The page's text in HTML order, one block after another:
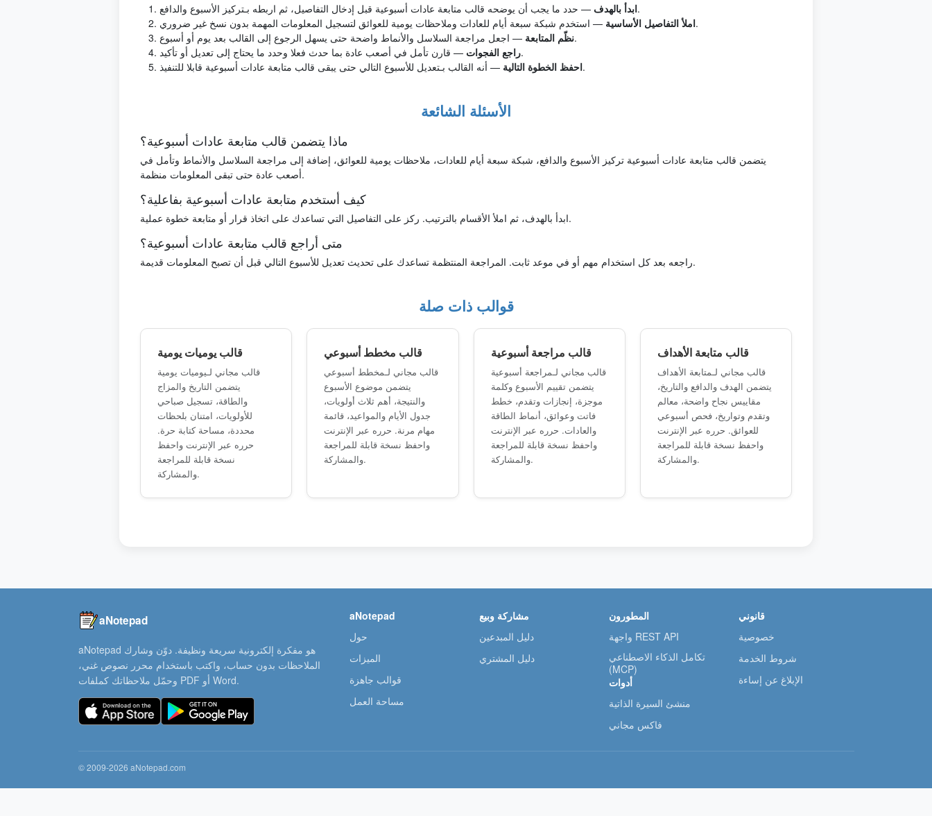
ابدأ بالهدف— حدد ما يجب أن يوضحه قالب متابعة عادات أسبوعية قبل إدخال التفاصيل، ثم اربطه بـتركيز الأسبوع والدافع.
املأ التفاصيل الأساسية— استخدم شبكة سبعة أيام للعادات وملاحظات يومية للعوائق لتسجيل المعلومات المهمة بدون نسخ غير ضروري.
نظّم المتابعة— اجعل مراجعة السلاسل والأنماط واضحة حتى يسهل الرجوع إلى القالب بعد يوم أو أسبوع.
راجع الفجوات— قارن تأمل في أصعب عادة بما حدث فعلا وحدد ما يحتاج إلى تعديل أو تأكيد.
احفظ الخطوة التالية— أنه القالب بـتعديل للأسبوع التالي حتى يبقى قالب متابعة عادات أسبوعية قابلا للتنفيذ.
الأسئلة الشائعة
ماذا يتضمن قالب متابعة عادات أسبوعية؟
يتضمن قالب متابعة عادات أسبوعية تركيز الأسبوع والدافع، شبكة سبعة أيام للعادات، ملاحظات يومية للعوائق، إضافة إلى مراجعة السلاسل والأنماط وتأمل في
أصعب عادة حتى تبقى المعلومات منظمة.
كيف أستخدم متابعة عادات أسبوعية بفاعلية؟
ابدأ بالهدف، ثم املأ الأقسام بالترتيب. ركز على التفاصيل التي تساعدك على اتخاذ قرار أو متابعة خطوة عملية.
متى أراجع قالب متابعة عادات أسبوعية؟
راجعه بعد كل استخدام مهم أو في موعد ثابت. المراجعة المنتظمة تساعدك على تحديث تعديل للأسبوع التالي قبل أن تصبح المعلومات قديمة.
قوالب ذات صلة
قالب يوميات يومية
قالب مجاني لـيوميات يومية
يتضمن التاريخ والمزاج
والطاقة، تسجيل صباحي
للأولويات، امتنان بلحظات
محددة، مساحة كتابة حرة.
حرره عبر الإنترنت واحفظ
نسخة قابلة للمراجعة
والمشاركة.
قالب مخطط أسبوعي
قالب مجاني لـمخطط أسبوعي
يتضمن موضوع الأسبوع
والنتيجة، أهم ثلاث أولويات،
جدول الأيام والمواعيد، قائمة
مهام مرنة. حرره عبر الإنترنت
واحفظ نسخة قابلة للمراجعة
والمشاركة.
قالب مراجعة أسبوعية
قالب مجاني لـمراجعة أسبوعية
يتضمن تقييم الأسبوع وكلمة
موجزة، إنجازات وتقدم، خطط
فاتت وعوائق، أنماط الطاقة
والعادات. حرره عبر الإنترنت
واحفظ نسخة قابلة للمراجعة
والمشاركة.
قالب متابعة الأهداف
قالب مجاني لـمتابعة الأهداف
يتضمن الهدف والدافع والتاريخ،
مقاييس نجاح واضحة، معالم
وتقدم وتواريخ، فحص أسبوعي
للعوائق. حرره عبر الإنترنت
واحفظ نسخة قابلة للمراجعة
والمشاركة.
aNotepad
aNotepad هو مفكرة إلكترونية سريعة ونظيفة. دوّن وشارك
الملاحظات بدون حساب، واكتب باستخدام محرر نصوص غني،
وحمّل ملاحظاتك كملفات PDF أو Word.
aNotepad
حول
الميزات
قوالب جاهزة
مساحة العمل
مشاركة وبيع
دليل المبدعين
دليل المشتري
المطورون
واجهة REST API
تكامل الذكاء الاصطناعي
(MCP)
أدوات
منشئ السيرة الذاتية
فاكس مجاني
قانوني
خصوصية
شروط الخدمة
الإبلاغ عن إساءة
© 2009-2026 aNotepad.com